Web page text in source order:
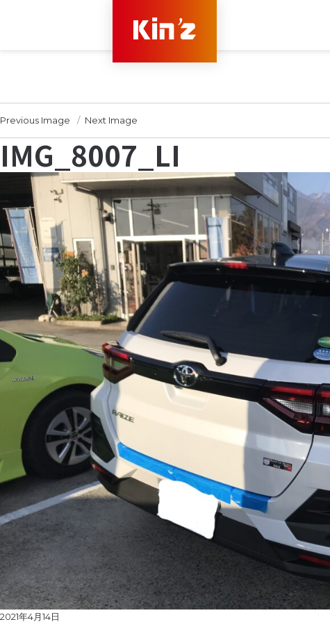
Previous Image Next Image
IMG_8007_LI
Posted
2021年4月14日